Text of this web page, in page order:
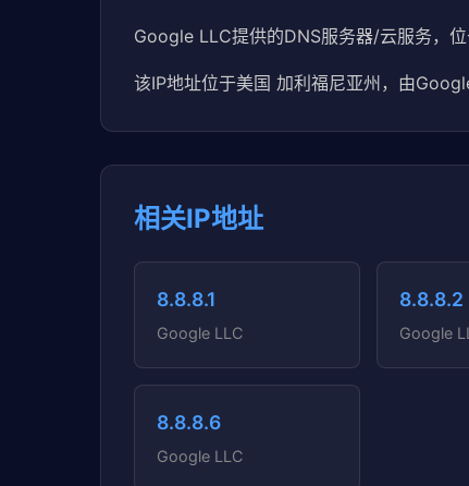
Google LLC提供的DNS服务器/云服务，
该IP地址位于美国 加利福尼亚州，由
相关IP地址
8.8.8.1
Google LLC
8.8.8.2
Google
8.8.8.6
Google LLC